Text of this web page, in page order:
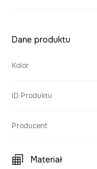
Dane produktu
Kolor
ID Produktu
Producent
Materiał